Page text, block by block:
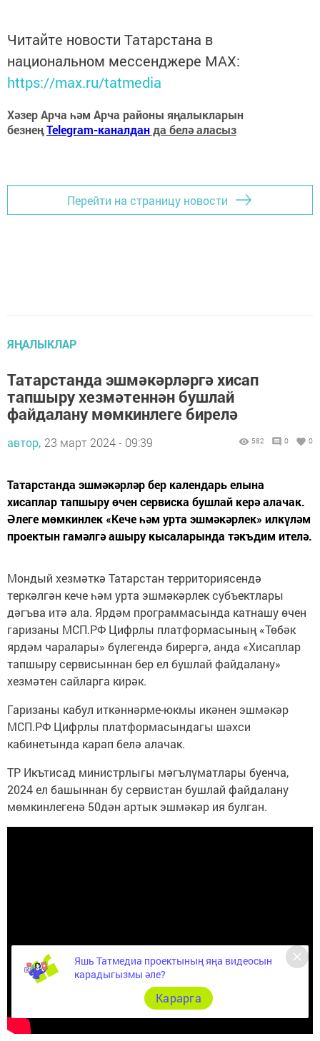
Читайте новости Татарстана в
национальном мессенджере MАХ:
https://max.ru/tatmedia
Хәзер Арча һәм Арча районы яңалыкларын
безнеңTelegram-каналданда белә аласыз
Перейти на страницу новости
ЯҢАЛЫКЛАР
Татарстанда эшмәкәрләргә хисап
тапшыру хезмәтеннән бушлай
файдалану мөмкинлеге бирелә
автор, 23 март 2024 - 09:39 582 0 0
Татарстанда эшмәкәрләр бер календарь елына
хисаплар тапшыру өчен сервиска бушлай керә алачак.
Әлеге мөмкинлек «Кече һәм урта эшмәкәрлек» илкүләм
проектын гамәлгә ашыру кысаларында тәкъдим ителә.
Мондый хезмәткә Татарстан территориясендә
теркәлгән кече һәм урта эшмәкәрлек субъектлары
дәгъва итә ала. Ярдәм программасында катнашу өчен
гаризаны МСП.РФ Цифрлы платформасының «Төбәк
ярдәм чаралары» бүлегендә бирергә, анда «Хисаплар
тапшыру сервисыннан бер ел бушлай файдалану»
хезмәтен сайларга кирәк.
Гаризаны кабул иткәннәрме-юкмы икәнен эшмәкәр
МСП.РФ Цифрлы платформасындагы шәхси
кабинетында карап белә алачак.
ТР Икътисад министрлыгы мәгълүматлары буенча,
2024 ел башыннан бу сервистан бушлай файдалану
мөмкинлегенә 50дән артык эшмәкәр ия булган.
Яшь Татмедиа проектының яңа видеосын
карадыгызмы әле?
Карарга